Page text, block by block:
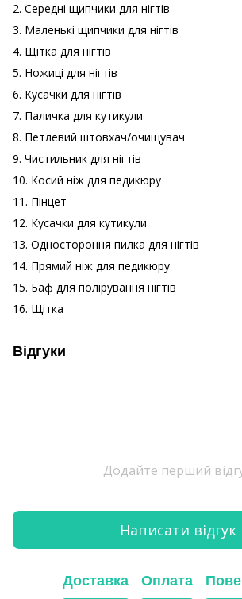
2. Середні щипчики для нігтів
3. Маленькі щипчики для нігтів
4. Щітка для нігтів
5. Ножиці для нігтів
6. Кусачки для нігтів
7. Паличка для кутикули
8. Петлевий штовхач/очищувач
9. Чистильник для нігтів
10. Косий ніж для педикюру
11. Пінцет
12. Кусачки для кутикули
13. Одностороння пилка для нігтів
14. Прямий ніж для педикюру
15. Баф для полірування нігтів
16. Щітка
Відгуки
Додайте перший
Написати відгук
Доставка Оплата